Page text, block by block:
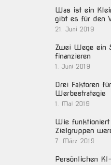
Was ist ein
gibt es für den
21. Juni 2019
Zwei Wege ein
finanzieren
1. Juni 2019
Drei Faktoren
Werbestrategie
1. Mai 2019
Wie
Zielgruppen
7. März 2019
Persönlichen